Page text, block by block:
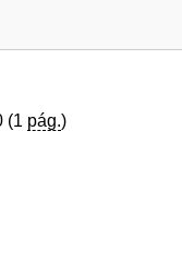
(1 pág.)